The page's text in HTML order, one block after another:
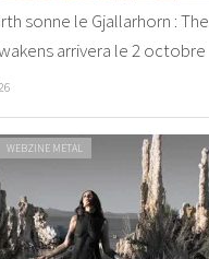
sonne le Gjallarhorn : The
arrivera le 2 octobre
WEBZINE METAL